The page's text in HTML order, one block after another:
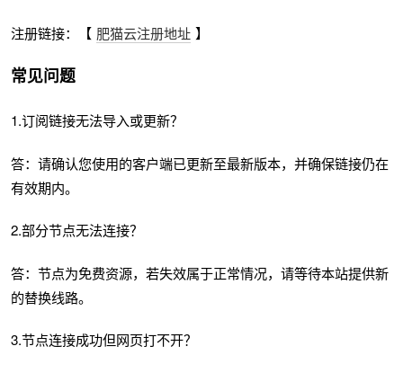
注册链接：【 肥猫云注册地址 】
常见问题
1.订阅链接无法导入或更新？
答：请确认您使用的客户端已更新至最新版本，并确保链接仍在
有效期内。
2.部分节点无法连接？
答：节点为免费资源，若失效属于正常情况，请等待本站提供新
的替换线路。
3.节点连接成功但网页打不开？